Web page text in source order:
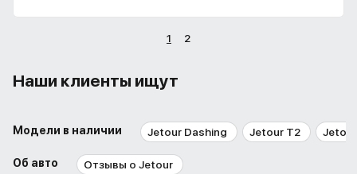
1 2
Наши клиенты ищут
Модели в наличии Jetour Dashing Jetour T2
Об авто Отзывы о Jetour